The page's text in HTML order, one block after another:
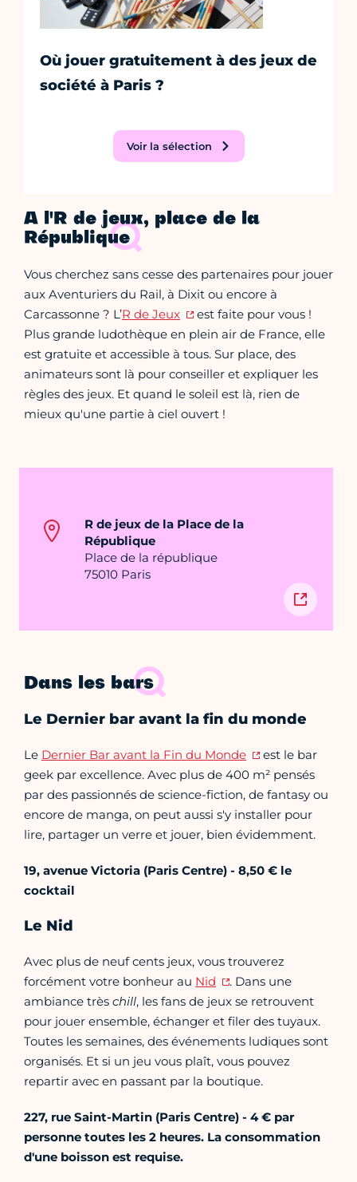
Où jouer gratuitement à des jeux de
société à Paris ?
Voir la sélection
A l'R de jeux, place de la
République
Vous cherchez sans cesse des partenaires pour jouer
aux Aventuriers du Rail, à Dixit ou encore à
Carcassonne ? L’R de Jeux
est faite pour vous !
Plus grande ludothèque en plein air de France, elle
est gratuite et accessible à tous. Sur place, des
animateurs sont là pour conseiller et expliquer les
règles des jeux. Et quand le soleil est là, rien de
mieux qu'une partie à ciel ouvert !
R de jeux de la Place de la
République
Place de la république
75010 Paris
Dans les bars
Le Dernier bar avant la fin du monde
Le Dernier Bar avant la Fin du Monde
est le bar
geek par excellence. Avec plus de 400 m² pensés
par des passionnés de science-fiction, de fantasy ou
encore de manga, on peut aussi s'y installer pour
lire, partager un verre et jouer, bien évidemment.
19, avenue Victoria (Paris Centre) - 8,50 € le
cocktail
Le Nid
Avec plus de neuf cents jeux, vous trouverez
forcément votre bonheur au Nid
. Dans une
ambiance très chill, les fans de jeux se retrouvent
pour jouer ensemble, échanger et filer des tuyaux.
Toutes les semaines, des événements ludiques sont
organisés. Et si un jeu vous plaît, vous pouvez
repartir avec en passant par la boutique.
227, rue Saint-Martin (Paris Centre) - 4 € par
personne toutes les 2 heures. La consommation
d'une boisson est requise.